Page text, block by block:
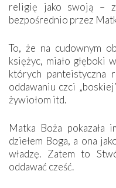
religię jako swoją –
bezpośrednio przez
To, że na cudownym
księżyc, miało głęboki
których panteistyczna
oddawaniu czci
żywiołom itd.
Matka Boża
dziełem Boga, a ona
władzę. Zatem to
oddawać cześć.